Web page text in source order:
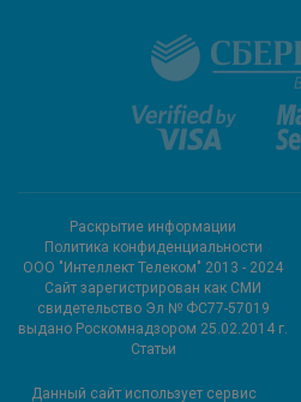
Раскрытие информации
Политика конфиденциальности
ООО "Интеллект Телеком" 2013 - 2024
Cайт зарегистрирован как СМИ
свидетельство Эл № ФС77-57019
выдано Роскомнадзором 25.02.2014 г.
Статьи
Данный сайт использует сервис